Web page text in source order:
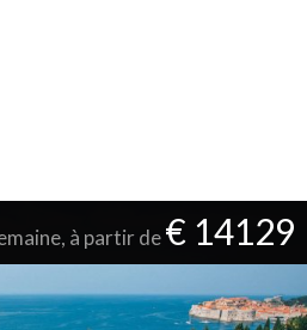
à partir de€ 14129